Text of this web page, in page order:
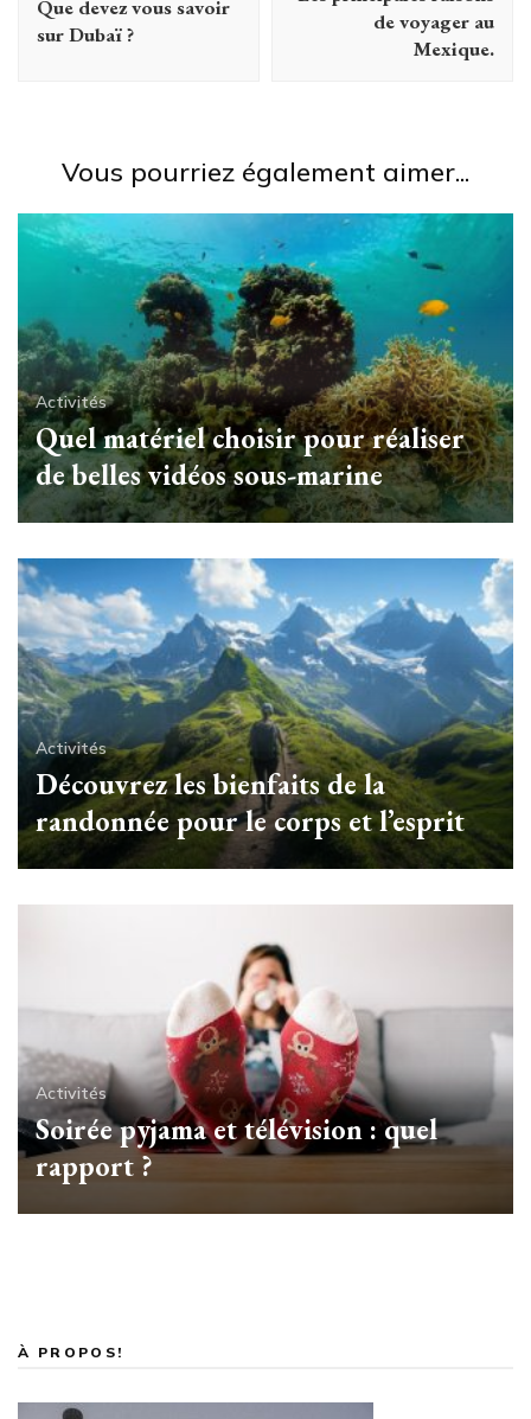
Que devez vous savoir
sur Dubaï ?
de voyager au
Mexique.
Vous pourriez également aimer...
Activités
Quel matériel choisir pour réaliser
de belles vidéos sous-marine
Activités
Découvrez les bienfaits de la
randonnée pour le corps et l’esprit
Activités
Soirée pyjama et télévision : quel
rapport ?
À PROPOS!